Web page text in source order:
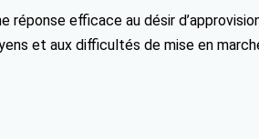
réponse efficace au désir
et aux difficultés de mise en